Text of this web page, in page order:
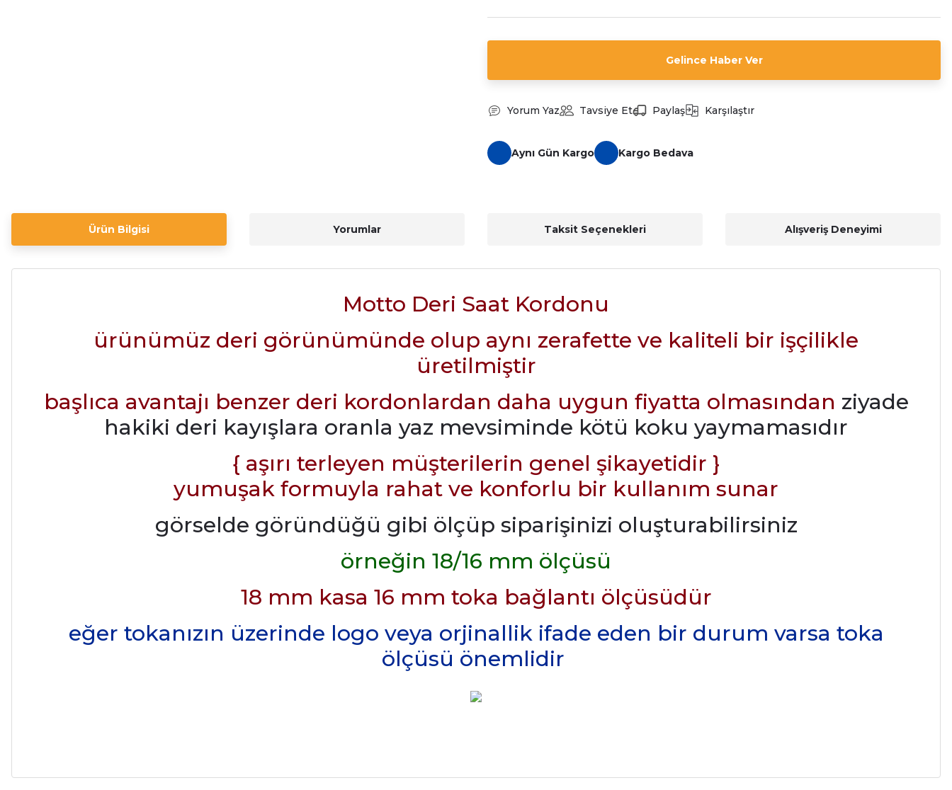
Gelince Haber Ver
Yorum Yaz Tavsiye Et Paylaş Karşılaştır
Aynı Gün Kargo Kargo Bedava
Ürün Bilgisi Yorumlar Taksit Seçenekleri Alışveriş Deneyimi
Motto Deri Saat Kordonu
ürünümüz deri görünümünde olup aynı zerafette ve kaliteli bir işçilikle
üretilmiştir
başlıca avantajı benzer deri kordonlardan daha uygun fiyatta olmasından ziyade
hakiki deri kayışlara oranla yaz mevsiminde kötü koku yaymamasıdır
{ aşırı terleyen müşterilerin genel şikayetidir }
yumuşak formuyla rahat ve konforlu bir kullanım sunar
görselde göründüğü gibi ölçüp siparişinizi oluşturabilirsiniz
örneğin 18/16 mm ölçüsü
18 mm kasa 16 mm toka bağlantı ölçüsüdür
eğer tokanızın üzerinde logo veya orjinallik ifade eden bir durum varsa toka
ölçüsü önemlidir